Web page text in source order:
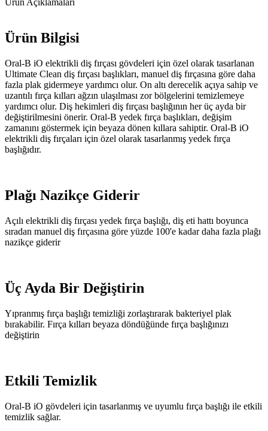
Ürün Bilgisi
Oral-B iO elektrikli diş fırçası gövdeleri için özel olarak tasarlanan
Ultimate Clean diş fırçası başlıkları, manuel diş fırçasına göre daha
fazla plak gidermeye yardımcı olur. On altı derecelik açıya sahip ve
uzantılı fırça kılları ağzın ulaşılması zor bölgelerini temizlemeye
yardımcı olur. Diş hekimleri diş fırçası başlığının her üç ayda bir
değiştirilmesini önerir. Oral-B yedek fırça başlıkları, değişim
zamanını göstermek için beyaza dönen kıllara sahiptir. Oral-B iO
elektrikli diş fırçaları için özel olarak tasarlanmış yedek fırça
başlığıdır.
Plağı Nazikçe Giderir
Açılı elektrikli diş fırçası yedek fırça başlığı, diş eti hattı boyunca
sıradan manuel diş fırçasına göre yüzde 100'e kadar daha fazla plağı
nazikçe giderir
Üç Ayda Bir Değiştirin
Yıpranmış fırça başlığı temizliği zorlaştırarak bakteriyel plak
bırakabilir. Fırça kılları beyaza döndüğünde fırça başlığınızı
değiştirin
Etkili Temizlik
Oral-B iO gövdeleri için tasarlanmış ve uyumlu fırça başlığı ile etkili
temizlik sağlar.